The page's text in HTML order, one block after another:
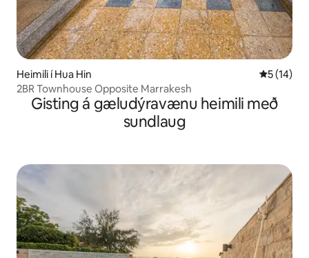
Heimili í Hua Hin 5 af 5 í
5 (14)
2BR Townhouse Opposite Marrakesh
Gisting á gæludýravænu heimili með
sundlaug